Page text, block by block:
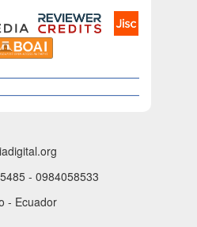
- 0984058533
- Ecuador